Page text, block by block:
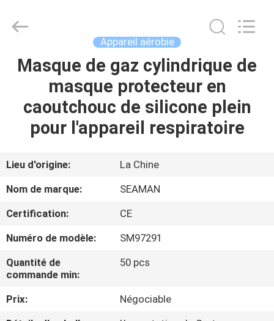
MAISON
PRODUITS
VIDÉOS
AU
DE
NOUS
VISITE
D'USINE
Marine
Co.,Ltd..
Reserved.
Appareil aérobie
Masque de gaz cylindrique de
masque protecteur en
caoutchouc de silicone plein
pour l'appareil respiratoire
Lieu d'origine:
La Chine
Nom de marque:
SEAMAN
Certification:
CE
Numéro de modèle:
SM97291
Quantité de
commande min:
50 pcs
Prix:
Négociable